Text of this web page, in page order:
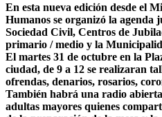
En esta nueva edición desde el
Humanos se organizó la agenda
Sociedad Civil, Centros de
primario / medio y la
El martes 31 de octubre en la
ciudad, de 9 a 12 se realizaran
ofrendas, denarios, rosarios,
También habrá una radio
adultas mayores quienes